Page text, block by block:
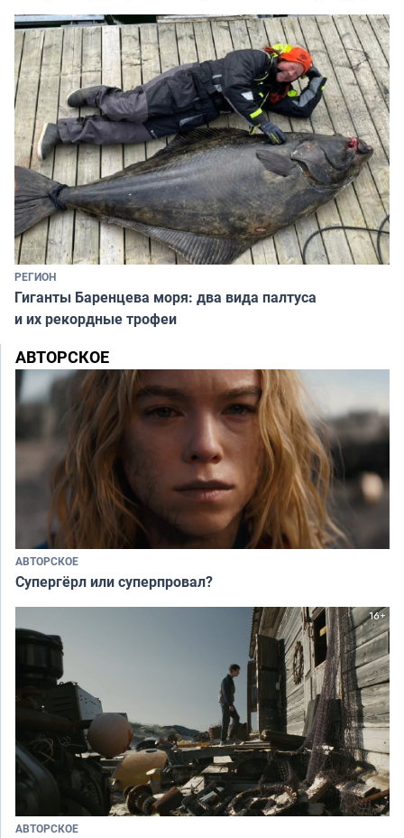
РЕГИОН
Гиганты Баренцева моря: два вида палтуса
и их рекордные трофеи
АВТОРСКОЕ
АВТОРСКОЕ
Супергёрл или суперпровал?
АВТОРСКОЕ